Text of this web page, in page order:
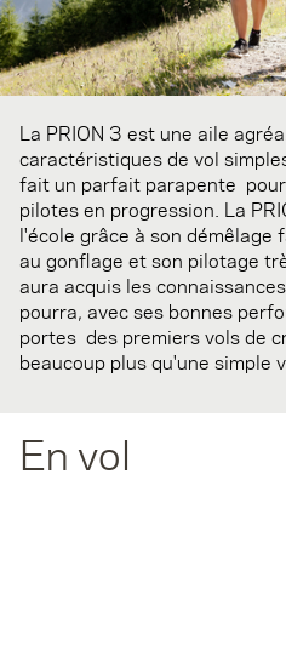
La PRION 3 est une aile
caractéristiques de vol
fait un parfait parapente
pilotes en progression. La
l'école grâce à son démêlage
au gonflage et son pilotage
aura acquis les
pourra, avec ses bonnes
portes des premiers vols de
beaucoup plus qu'une simple
En vol